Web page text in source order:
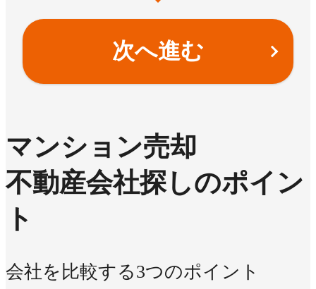
次へ進む
マンション売却
不動産会社探しのポイン
ト
会社を比較する3つのポイント